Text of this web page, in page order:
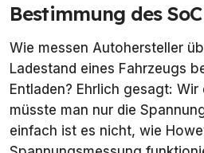
Bestimmung des SoC
Wie messen Autohersteller
Ladestand eines Fahrzeugs
Entladen? Ehrlich gesagt:
müsste man nur die
einfach ist es nicht, wie